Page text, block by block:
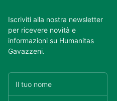
Iscriviti alla nostra newsletter
per ricevere novità e
informazioni su Humanitas
Gavazzeni.